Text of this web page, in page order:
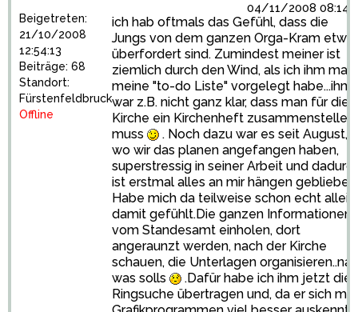
Beigetreten:
21/10/2008
12:54:13
Beiträge: 68
Standort:
Fürstenfeldbruck
Offline
04/11/2008
ich hab oftmals das Gefühl, dass die
Jungs von dem ganzen Orga-Kram
überfordert sind. Zumindest meiner ist
ziemlich durch den Wind, als ich ihm mal
meine "to-do Liste" vorgelegt habe...ihm
war z.B. nicht ganz klar, dass man für die
Kirche ein Kirchenheft zusammenstellen
muss
. Noch dazu war es seit August,
wo wir das planen angefangen haben,
superstressig in seiner Arbeit und
ist erstmal alles an mir hängen geblieben.
Habe mich da teilweise schon echt
damit gefühlt.Die ganzen Informationen
vom Standesamt einholen, dort
angeraunzt werden, nach der Kirche
schauen, die Unterlagen
was solls
.Dafür habe ich ihm jetzt die
Ringsuche übertragen und, da er sich mit